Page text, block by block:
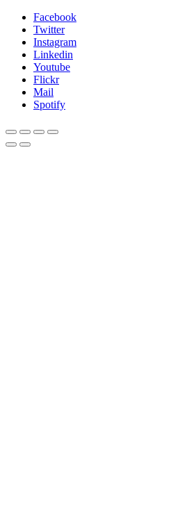
Facebook
Twitter
Instagram
Linkedin
Youtube
Flickr
Mail
Spotify